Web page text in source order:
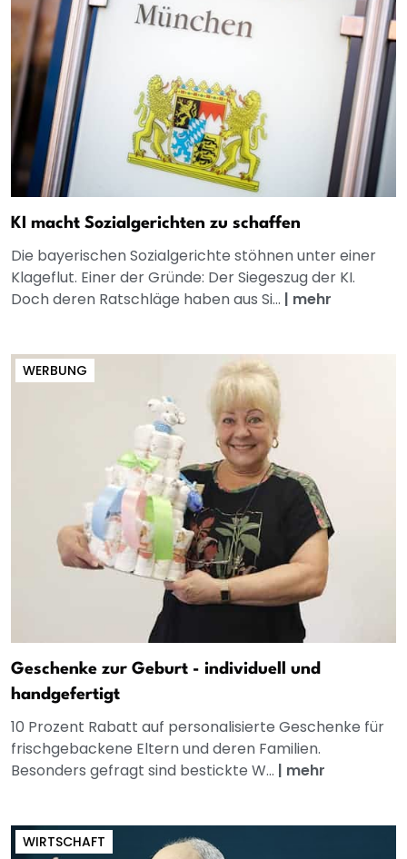
KI macht Sozialgerichten zu schaffen
Die bayerischen Sozialgerichte stöhnen unter einer
Klageflut. Einer der Gründe: Der Siegeszug der KI.
Doch deren Ratschläge haben aus Si... | mehr
WERBUNG
Geschenke zur Geburt - individuell und
handgefertigt
10 Prozent Rabatt auf personalisierte Geschenke für
frischgebackene Eltern und deren Familien.
Besonders gefragt sind bestickte W... | mehr
WIRTSCHAFT